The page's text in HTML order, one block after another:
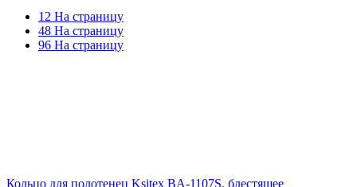
12 На страницу
48 На страницу
96 На страницу
Кольцо для полотенец Ksitex BA-1107S, блестящее